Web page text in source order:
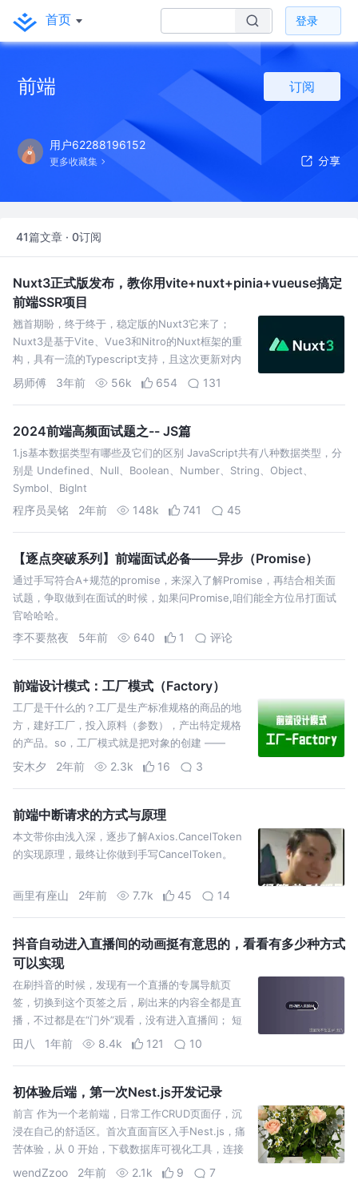
首页 登录
前端 订阅
用户62288196152
更多收藏集
41篇文章 · 0订阅
Nuxt3正式版发布，教你用vite+nuxt+pinia+vueuse搞定
前端SSR项目
翘首期盼，终于终于，稳定版的Nuxt3它来了；
Nuxt3是基于Vite、Vue3和Nitro的Nuxt框架的重
构，具有一流的Typescript支持，且这次更新对内
核进行了精简，使之速度更快，体验更好
易师傅 3年前 56k 654 131
2024前端高频面试题之-- JS篇
1.js基本数据类型有哪些及它们的区别 JavaScript共有八种数据类型，分
别是 Undefined、Null、Boolean、Number、String、Object、
Symbol、BigInt
程序员吴铭 2年前 148k 741 45
【逐点突破系列】前端面试必备——异步（Promise）
通过手写符合A+规范的promise，来深入了解Promise，再结合相关面
试题，争取做到在面试的时候，如果问Promise,咱们能全方位吊打面试
官哈哈哈。
李不要熬夜 5年前 640 1 评论
前端设计模式：工厂模式（Factory）
工厂是干什么的？工厂是生产标准规格的商品的地
方，建好工厂，投入原料（参数），产出特定规格
的产品。so，工厂模式就是把对象的创建 ——
new() 封装起来，在工厂里实现对象的创建（商品
安木夕 2年前 2.3k 16 3
前端中断请求的方式与原理
本文带你由浅入深，逐步了解Axios.CancelToken
的实现原理，最终让你做到手写CancelToken。
画里有座山 2年前 7.7k 45 14
抖音自动进入直播间的动画挺有意思的，看看有多少种方式
可以实现
在刷抖音的时候，发现有一个直播的专属导航页
签，切换到这个页签之后，刷出来的内容全都是直
播，不过都是在“门外”观看，没有进入直播间； 短
暂的停留之后，会出现一个自动进入直播间的提
田八 1年前 8.4k 121 10
初体验后端，第一次Nest.js开发记录
前言 作为一个老前端，日常工作CRUD页面仔，沉
浸在自己的舒适区。首次直面盲区入手Nest.js，痛
苦体验，从 0 开始，下载数据库可视化工具，连接
数据库... 直到完成开发一个 api 接口。本文记
wendZzoo 2年前 2.1k 9 7